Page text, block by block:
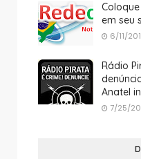
em seu
6/11/
Rádio
Anatel
7/25/